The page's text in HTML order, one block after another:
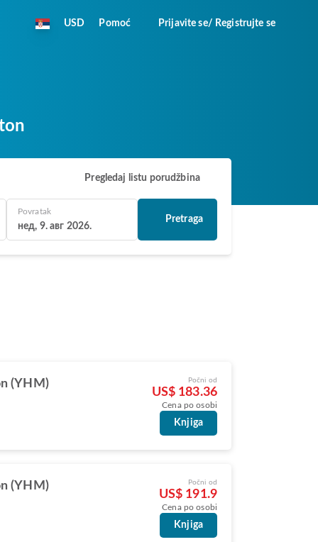
USD Pomoć Prijavite se/ Registrujte se
Pregledaj listu porudžbina
Povratak
нед, 9. авг 2026.
Pretraga
(YHM) Počni od
US$ 183.36
Cena po osobi
Knjiga
(YHM) Počni od
US$ 191.9
Cena po osobi
Knjiga